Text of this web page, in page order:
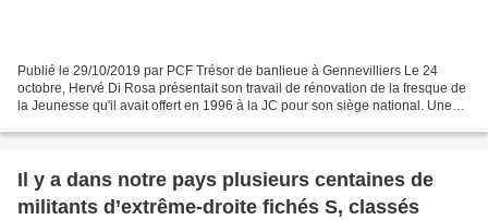
Publié le 29/10/2019 par PCF Trésor de banlieue à Gennevilliers Le 24
octobre, Hervé Di Rosa présentait son travail de rénovation de la fresque de
la Jeunesse qu'il avait offert en 1996 à la JC pour son siège national. Une
Il y a dans notre pays plusieurs centaines de
militants d’extrême-droite fichés S, classés